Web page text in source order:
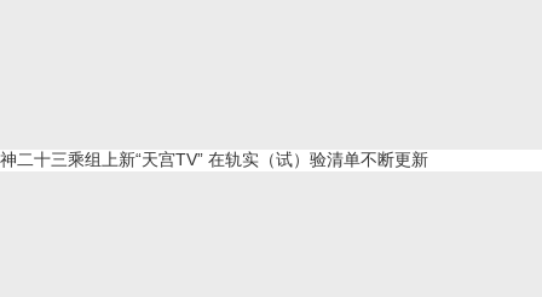
神二十三乘组上新“天宫TV” 在轨实（试）验清单不断更新